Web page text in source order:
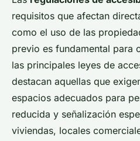
requisitos que afectan
como el uso de las
previo es fundamental para
las principales leyes de
destacan aquellas que
espacios adecuados para
reducida y señalización
viviendas, locales